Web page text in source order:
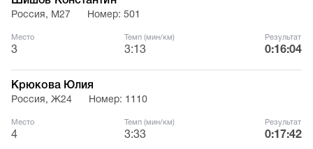
Россия, М27 Номер: 501
Место
3
Темп (мин/км)
3:13
Результат
0:16:04
Крюкова Юлия
Россия, Ж24 Номер: 1110
Место
4
Темп (мин/км)
3:33
Результат
0:17:42